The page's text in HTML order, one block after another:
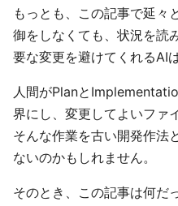
もっとも、この記事で延々
御をしなくても、状況を読
要な変更を避けてくれるAI
人間がPlanと
界にし、変更してよいファ
そんな作業を古い開発作法
ないのかもしれません。
そのとき、この記事は何だ